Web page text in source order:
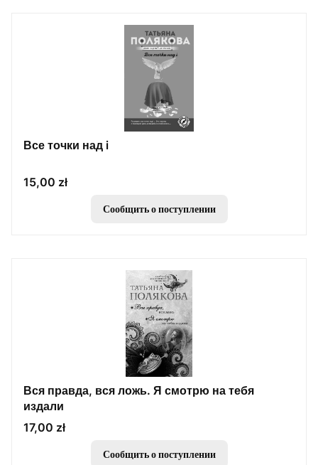
Все точки над i
Цена
15,00 zł
Сообщить о поступлении
Вся правда, вся ложь. Я смотрю на тебя
издали
Цена
17,00 zł
Сообщить о поступлении